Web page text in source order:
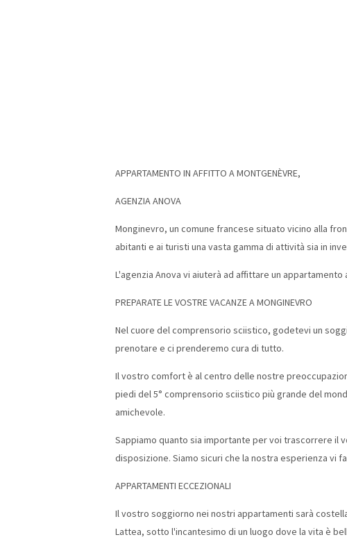
APPARTAMENTO IN AFFITTO A MONTGENÈVRE,
AGENZIA ANOVA
Monginevro, un comune francese situato vicino alla
abitanti e ai turisti una vasta gamma di attività sia in
L'agenzia Anova vi aiuterà ad affittare un
PREPARATE LE VOSTRE VACANZE A MONGINEVRO
Nel cuore del comprensorio sciistico, godetevi un
prenotare e ci prenderemo cura di tutto.
Il vostro comfort è al centro delle nostre
piedi del 5° comprensorio sciistico più grande del
amichevole.
Sappiamo quanto sia importante per voi trascorrere il
disposizione. Siamo sicuri che la nostra esperienza vi
APPARTAMENTI ECCEZIONALI
Il vostro soggiorno nei nostri appartamenti sarà
Lattea, sotto l'incantesimo di un luogo dove la vita è